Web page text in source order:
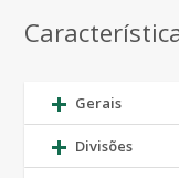
Gerais
Divisões